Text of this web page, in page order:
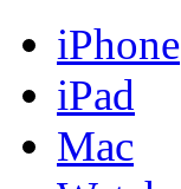
iPhone
iPad
Mac